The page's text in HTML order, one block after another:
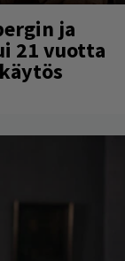
ja
21 vuotta